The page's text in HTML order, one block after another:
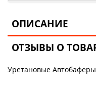
ОПИСАНИЕ
ОТЗЫВЫ О
Уретановые